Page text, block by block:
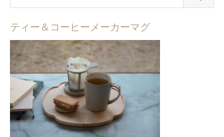
ティー＆コーヒーメーカーマグ